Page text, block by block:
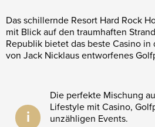
Das schillernde Resort Hard Rock
mit Blick auf den traumhaften
Republik bietet das beste Casino
von Jack Nicklaus entworfenes
i
Die perfekte Mischung
Lifestyle mit Casino,
unzähligen Events.